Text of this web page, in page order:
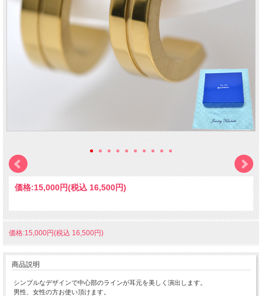
価格:15,000円(税込 16,500円)
価格:15,000円(税込 16,500円)
商品説明
シンプルなデザインで中心部のラインが耳元を美しく演出します。
男性、女性の方お使い頂けます。